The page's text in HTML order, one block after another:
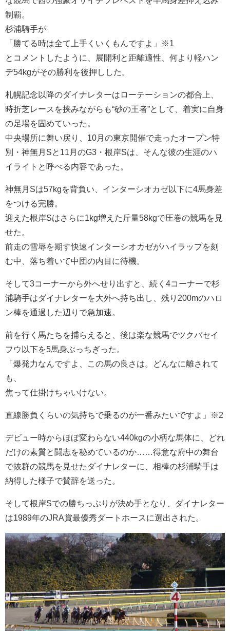
制覇。
杉浦騎手が
「勝てる時は全て上手くいくもんですよ」※1
とコメントしたように、展開利と距離適性、何より軽ハン
デ54kgがその勝利を後押しした。
札幌記念以降のダイナレターはローテーションの都合上、
時折芝レースを挟みながらも“砂の王者”として、着実に自身
の足場を固めていった。
中央場所に舞い戻り、10月の東京開催で走ったオープン特
別・神無月Sと11月のG3・根岸Sは、そんな彼の生涯のハ
イライトと呼べる内容であった。
神無月Sは57kgを背負い、インターシオカゼ以下に4馬身差
をつける完勝。
迎えた根岸Sはさらに1kg増えた斤量58kgで圧巻の競馬を見
せた。
前走の雪辱を期す快速インターシオカゼがハイラップを刻
む中、落ち着いて中団の内目に待機。
そして3コーナーから外へせり出すと、続く4コーナーで杉
浦騎手はダイナレターを大外へ持ち出し、残り200mのハロ
ン棒を通過した辺りで急加速。
前を行く馬たちを捕らえると、後は楽な競馬でツクバセイ
フウ以下を5馬身ぶっちぎった。
「爆発力なんですよ、この馬の良さは。どんなに離されて
も、
焦って仕掛けちゃいけない。
直線勝負くらいの気持ちで乗るのが一番みたいですよ」※2
デビュー時からほぼ変わらない440kgの小柄な馬体に、どれ
だけの素質と闘志を秘めているのか……得意な府中の舞台
で抜群の競馬を見せたダイナレターに、相棒の杉浦騎手は
納得した様子で賛辞を送った。
そして根岸Sでの勝ちっぷりが決め手となり、ダイナレター
は1989年のJRA賞最優秀ダートホースに選出された。